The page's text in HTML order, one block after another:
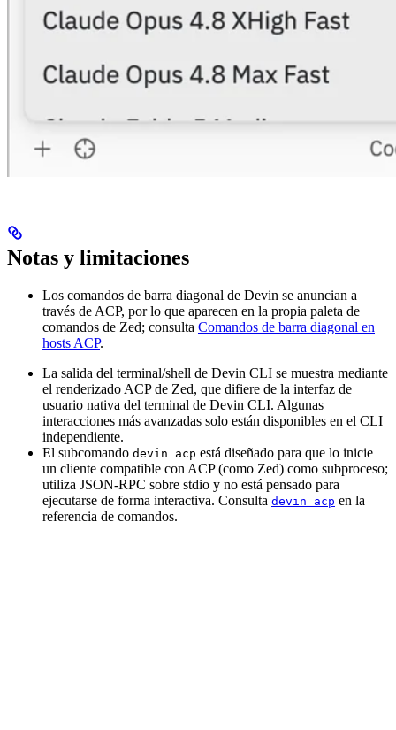
Notas y limitaciones
Los comandos de barra diagonal de Devin se anuncian a
través de ACP, por lo que aparecen en la propia paleta de
comandos de Zed; consulta Comandos de barra diagonal en
hosts ACP.
La salida del terminal/shell de Devin CLI se muestra mediante
el renderizado ACP de Zed, que difiere de la interfaz de
usuario nativa del terminal de Devin CLI. Algunas
interacciones más avanzadas solo están disponibles en el CLI
independiente.
El subcomando devin acp está diseñado para que lo inicie
un cliente compatible con ACP (como Zed) como subproceso;
utiliza JSON-RPC sobre stdio y no está pensado para
ejecutarse de forma interactiva. Consulta devin acp en la
referencia de comandos.